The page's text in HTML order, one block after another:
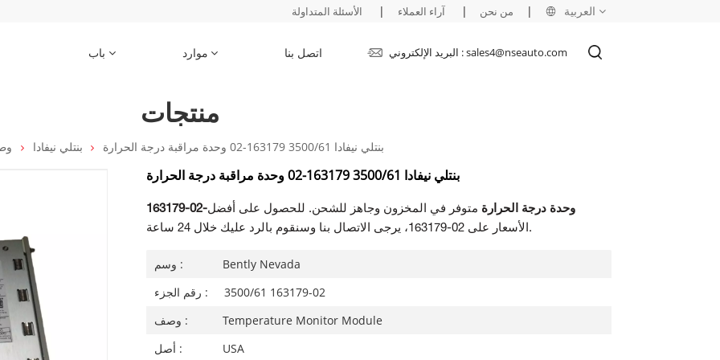
العربية
العربية
من نحن | آراء العملاء | الأسئلة المتداولة |
باب موارد اتصل بنا البريد الإلكتروني : sales4@nseauto.com
منتجات
بنتلي نيفادا بنتلي نيفادا 3500/61 163179-02 وحدة مراقبة درجة الحرارة
بنتلي نيفادا 3500/61 163179-02 وحدة مراقبة درجة الحرارة
163179-02-وحدة درجة الحرارة متوفر في المخزون وجاهز للشحن. للحصول على أفضل
الأسعار على 02-163179، يرجى الاتصال بنا وسنقوم بالرد عليك خلال 24 ساعة.
وسم :
Bently Nevada
رقم الجزء :
3500/61 163179-02
وصف :
Temperature Monitor Module
أصل :
USA